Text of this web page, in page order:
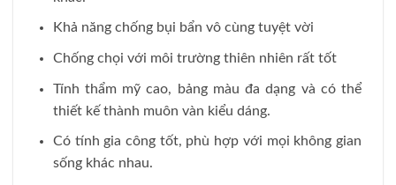
Khả năng chống bụi bẩn vô cùng tuyệt vời
Chống chọi với môi trường thiên nhiên rất tốt
Tính thẩm mỹ cao, bảng màu đa dạng và có thể
thiết kế thành muôn vàn kiểu dáng.
Có tính gia công tốt, phù hợp với mọi không gian
sống khác nhau.